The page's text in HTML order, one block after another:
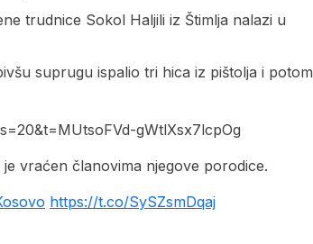
trudnice Sokol Haljili iz Štimlja nalazi u
suprugu ispalio tri hica iz pištolja i potom
gWtlXsx7lcpOg
vraćen članovima njegove porodice.
https://t.co/SySZsmDqaj